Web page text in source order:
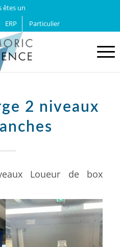
êtes un
ERP Particulier
2 niveaux
Loueur de box